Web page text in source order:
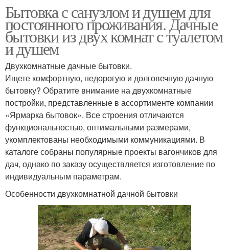
Бытовка с санузлом и душем для
постоянного проживания. Дачные
бытовки из двух комнат с туалетом
и душем
Двухкомнатные дачные бытовки.
Ищете комфортную, недорогую и долговечную дачную
бытовку? Обратите внимание на двухкомнатные
постройки, представленные в ассортименте компании
«Ярмарка бытовок». Все строения отличаются
функциональностью, оптимальными размерами,
укомплектованы необходимыми коммуникациями. В
каталоге собраны популярные проекты вагончиков для
дач, однако по заказу осуществляется изготовление по
индивидуальным параметрам.
Особенности двухкомнатной дачной бытовки